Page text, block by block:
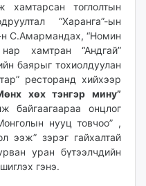
хамтарсан тоглолтын
“Харанга”-ын
н С.Амармандах, “Номин
хамтран “Андгай”
баярыг тохиолдуулан
ресторанд хийхээр
хөх тэнгэр мину”
байгаагаараа онцлог
нууц товчоо” ,
ээж” зэрэг гайхалтай
уран бүтээлчдийн
гэнэ.